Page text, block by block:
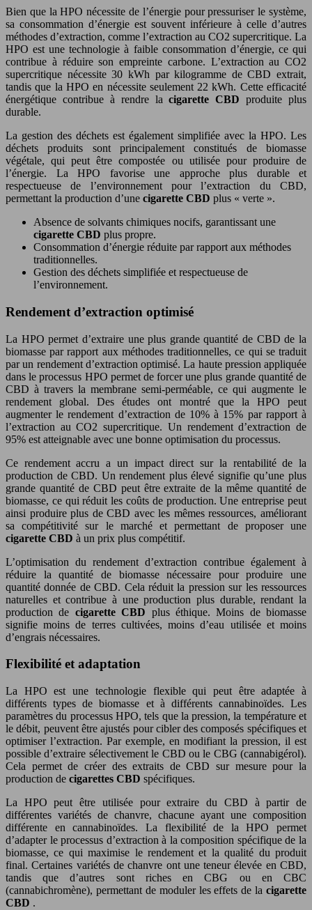
Bien que la HPO nécessite de l’énergie pour pressuriser le système,
sa consommation d’énergie est souvent inférieure à celle d’autres
méthodes d’extraction, comme l’extraction au CO2 supercritique. La
HPO est une technologie à faible consommation d’énergie, ce qui
contribue à réduire son empreinte carbone. L’extraction au CO2
supercritique nécessite 30 kWh par kilogramme de CBD extrait,
tandis que la HPO en nécessite seulement 22 kWh. Cette efficacité
énergétique contribue à rendre lacigarette CBDproduite plus
durable.
La gestion des déchets est également simplifiée avec la HPO. Les
déchets produits sont principalement constitués de biomasse
végétale, qui peut être compostée ou utilisée pour produire de
l’énergie. La HPO favorise une approche plus durable et
respectueuse de l’environnement pour l’extraction du CBD,
permettant la production d’une cigarette CBD plus « verte ».
Absence de solvants chimiques nocifs, garantissant une
cigarette CBD plus propre.
Consommation d’énergie réduite par rapport aux méthodes
traditionnelles.
Gestion des déchets simplifiée et respectueuse de
l’environnement.
Rendement d’extraction optimisé
La HPO permet d’extraire une plus grande quantité de CBD de la
biomasse par rapport aux méthodes traditionnelles, ce qui se traduit
par un rendement d’extraction optimisé. La haute pression appliquée
dans le processus HPO permet de forcer une plus grande quantité de
CBD à travers la membrane semi-perméable, ce qui augmente le
rendement global. Des études ont montré que la HPO peut
augmenter le rendement d’extraction de 10% à 15% par rapport à
l’extraction au CO2 supercritique. Un rendement d’extraction de
95% est atteignable avec une bonne optimisation du processus.
Ce rendement accru a un impact direct sur la rentabilité de la
production de CBD. Un rendement plus élevé signifie qu’une plus
grande quantité de CBD peut être extraite de la même quantité de
biomasse, ce qui réduit les coûts de production. Une entreprise peut
ainsi produire plus de CBD avec les mêmes ressources, améliorant
sa compétitivité sur le marché et permettant de proposer une
cigarette CBD à un prix plus compétitif.
L’optimisation du rendement d’extraction contribue également à
réduire la quantité de biomasse nécessaire pour produire une
quantité donnée de CBD. Cela réduit la pression sur les ressources
naturelles et contribue à une production plus durable, rendant la
production de cigarette CBD plus éthique. Moins de biomasse
signifie moins de terres cultivées, moins d’eau utilisée et moins
d’engrais nécessaires.
Flexibilité et adaptation
La HPO est une technologie flexible qui peut être adaptée à
différents types de biomasse et à différents cannabinoïdes. Les
paramètres du processus HPO, tels que la pression, la température et
le débit, peuvent être ajustés pour cibler des composés spécifiques et
optimiser l’extraction. Par exemple, en modifiant la pression, il est
possible d’extraire sélectivement le CBD ou le CBG (cannabigérol).
Cela permet de créer des extraits de CBD sur mesure pour la
production de cigarettes CBD spécifiques.
La HPO peut être utilisée pour extraire du CBD à partir de
différentes variétés de chanvre, chacune ayant une composition
différente en cannabinoïdes. La flexibilité de la HPO permet
d’adapter le processus d’extraction à la composition spécifique de la
biomasse, ce qui maximise le rendement et la qualité du produit
final. Certaines variétés de chanvre ont une teneur élevée en CBD,
tandis que d’autres sont riches en CBG ou en CBC
(cannabichromène), permettant de moduler les effets de la cigarette
CBD .